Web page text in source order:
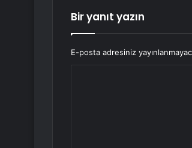
Bir yanıt yazın
E-posta adresiniz